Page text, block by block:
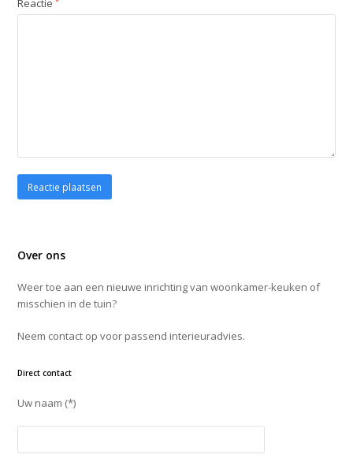
Reactie
Over ons
Weer toe aan een nieuwe inrichting van woonkamer-keuken of
misschien in de tuin?
Neem contact op voor passend interieuradvies.
Direct contact
Uw naam (*)